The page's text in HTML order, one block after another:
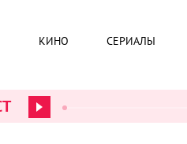
КИНО СЕРИАЛЫ